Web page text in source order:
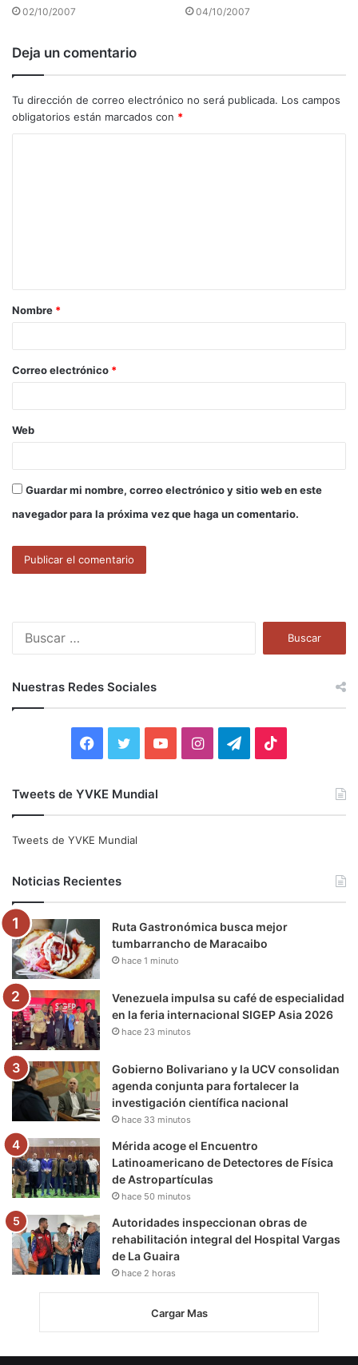
02/10/2007 04/10/2007
Deja un comentario
Tu dirección de correo electrónico no será publicada. Los campos
obligatorios están marcados con *
a
r
*
Nombre *
Correo electrónico *
Web
Guardar mi nombre, correo electrónico y sitio web en este
navegador para la próxima vez que haga un comentario.
:
Nuestras Redes Sociales
e
o
k
t
e
r
b
e
I
g
r
m
r
a
k
Tweets de YVKE Mundial
Tweets de YVKE Mundial
Noticias Recientes
Ruta Gastronómica busca mejor
tumbarrancho de Maracaibo
hace 1 minuto
Venezuela impulsa su café de especialidad
en la feria internacional SIGEP Asia 2026
hace 23 minutos
Gobierno Bolivariano y la UCV consolidan
agenda conjunta para fortalecer la
investigación científica nacional
hace 33 minutos
Mérida acoge el Encuentro
Latinoamericano de Detectores de Física
de Astropartículas
hace 50 minutos
Autoridades inspeccionan obras de
rehabilitación integral del Hospital Vargas
de La Guaira
hace 2 horas
Cargar Mas